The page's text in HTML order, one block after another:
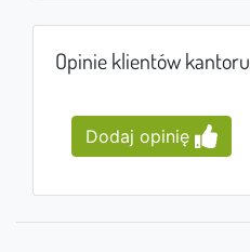
Opinie klientów kantoru
Dodaj opinię